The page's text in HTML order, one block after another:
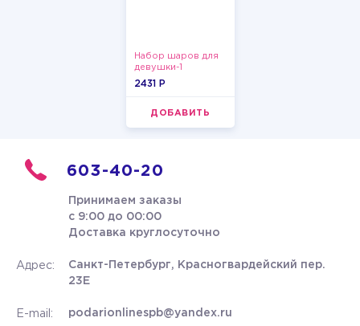
Набор шаров для
девушки-1
2431 P
ДОБАВИТЬ
603-40-20
Принимаем заказы
с 9:00 до 00:00
Доставка круглосуточно
Адрес:
Санкт-Петербург, Красногвардейский пер.
23Е
E-mail: podarionlinespb@yandex.ru